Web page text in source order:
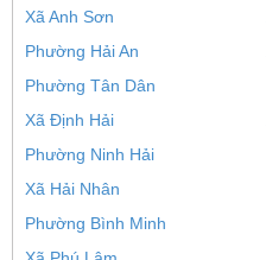
Xã Anh Sơn
Phường Hải An
Phường Tân Dân
Xã Định Hải
Phường Ninh Hải
Xã Hải Nhân
Phường Bình Minh